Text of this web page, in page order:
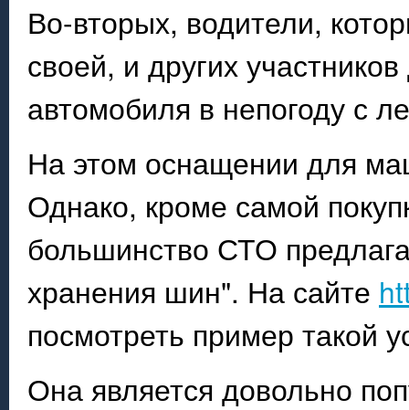
Во-вторых, водители,
своей, и других
автомобиля в непогоду с
На этом оснащении для
Однако, кроме самой
большинство СТО
хранения шин". На сайте
посмотреть пример такой
Она является довольно